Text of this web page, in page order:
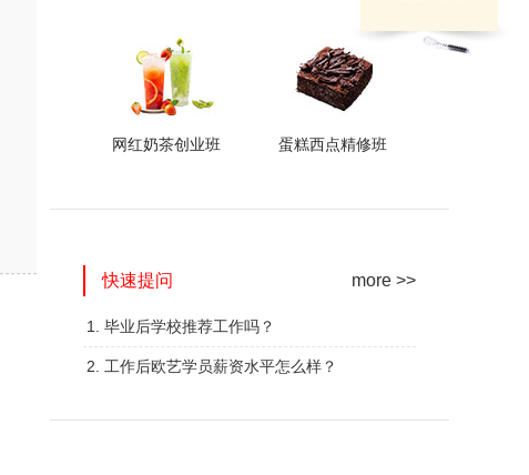
咖啡甜点创业班
火爆的专业
法式甜点创业班
火爆的专业
网红奶茶创业班
火爆的专业
蛋糕西点精修班
火爆的专业
快速提问 more >>
1. 毕业后学校推荐工作吗？
2. 工作后欧艺学员薪资水平怎么样？